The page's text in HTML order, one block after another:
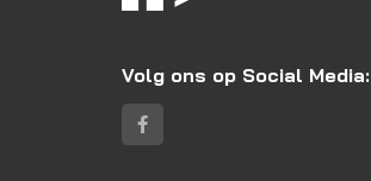
Volg ons op Social Media: